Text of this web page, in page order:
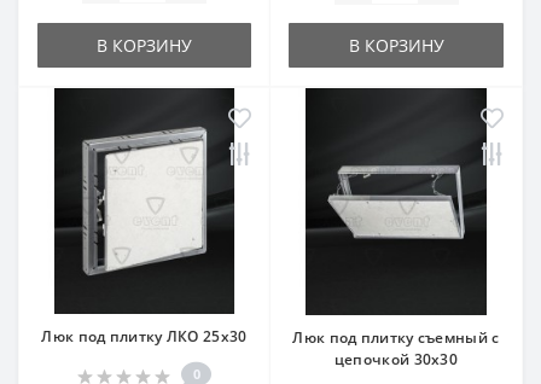
В КОРЗИНУ В КОРЗИНУ
Люк под плитку ЛКО 25x30
0
Люк под плитку съемный с
цепочкой 30x30